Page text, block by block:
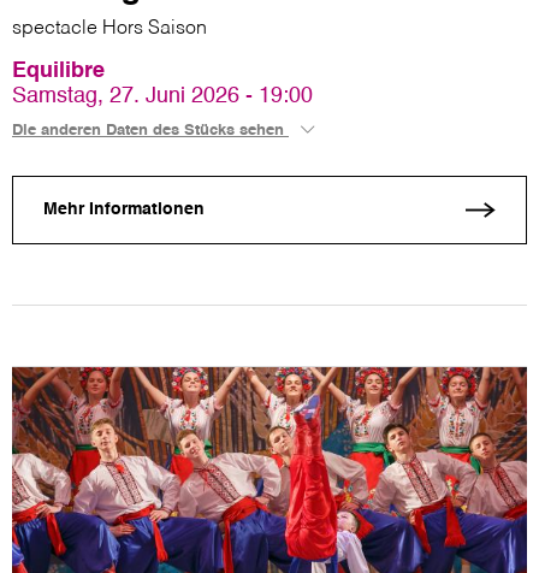
spectacle Hors Saison
Equilibre
Samstag, 27. Juni 2026 - 19:00
Die anderen Daten des Stücks sehen
Mehr Informationen